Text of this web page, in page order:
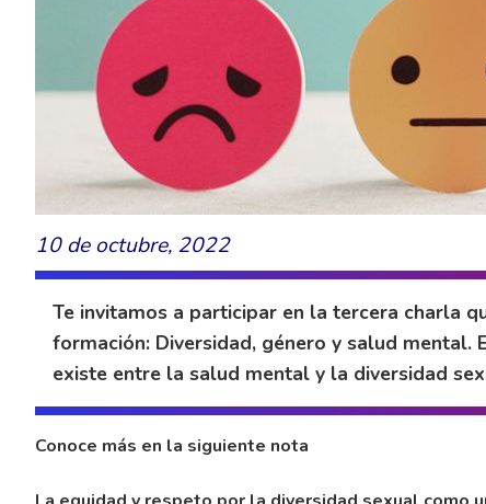
10 de octubre, 2022
Te invitamos a participar en la tercera charla
formación: Diversidad, género y salud mental.
existe entre la salud mental y la diversidad
Conoce más en la siguiente nota